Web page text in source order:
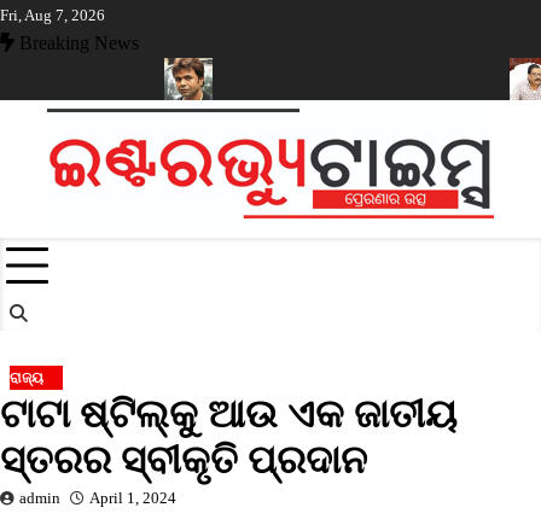
Skip
to
Fri, Aug 7, 2026
Breaking News
ରାଜ୍ୟ
ଟାଟା ଷ୍ଟିଲ୍‌କୁ ଆଉ ଏକ ଜାତୀୟ
ସ୍ତରର ସ୍ବୀକୃତି ପ୍ରଦାନ
admin April 1, 2024